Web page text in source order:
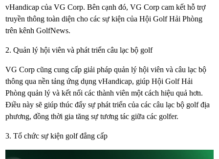
vHandicap của VG Corp. Bên cạnh đó, VG Corp cam kết hỗ trợ
truyền thông toàn diện cho các sự kiện của Hội Golf Hải Phòng
trên kênh GolfNews.
2. Quản lý hội viên và phát triển câu lạc bộ golf
VG Corp cũng cung cấp giải pháp quản lý hội viên và câu lạc bộ
thông qua nền tảng ứng dụng vHandicap, giúp Hội Golf Hải
Phòng quản lý và kết nối các thành viên một cách hiệu quả hơn.
Điều này sẽ giúp thúc đẩy sự phát triển của các câu lạc bộ golf địa
phương, đồng thời gia tăng sự tương tác giữa các golfer.
3. Tổ chức sự kiện golf đẳng cấp